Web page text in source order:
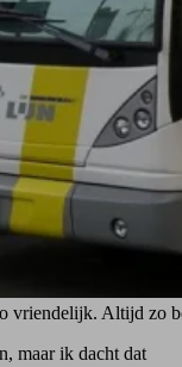
Altijd zo
maar ik dacht dat